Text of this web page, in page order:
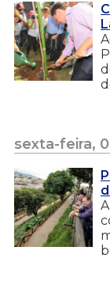
sexta-feira,